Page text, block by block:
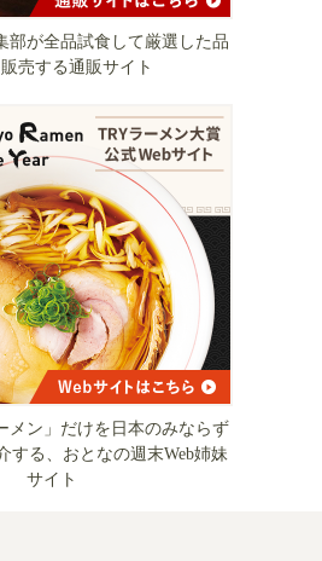
部が全品試食して厳選した品
売する通販サイト
メン」だけを日本のみならず
する、おとなの週末Web姉妹
サイト